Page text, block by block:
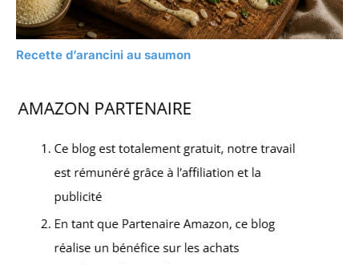
Recette d’arancini au saumon